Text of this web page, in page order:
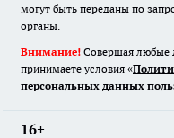
могут быть переданы по
органы.
Внимание! Совершая любые
принимаете условия «
персональных данных
16+